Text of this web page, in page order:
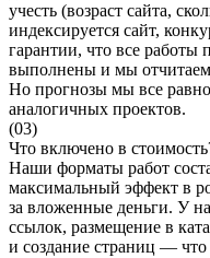
учесть (возраст сайта,
индексируется сайт,
гарантии, что все работы
выполнены и мы
Но прогнозы мы все
аналогичных проектов.
(03)
Что включено в
Наши форматы работ
максимальный эффект в
за вложенные деньги. У
ссылок, размещение в
и создание страниц —